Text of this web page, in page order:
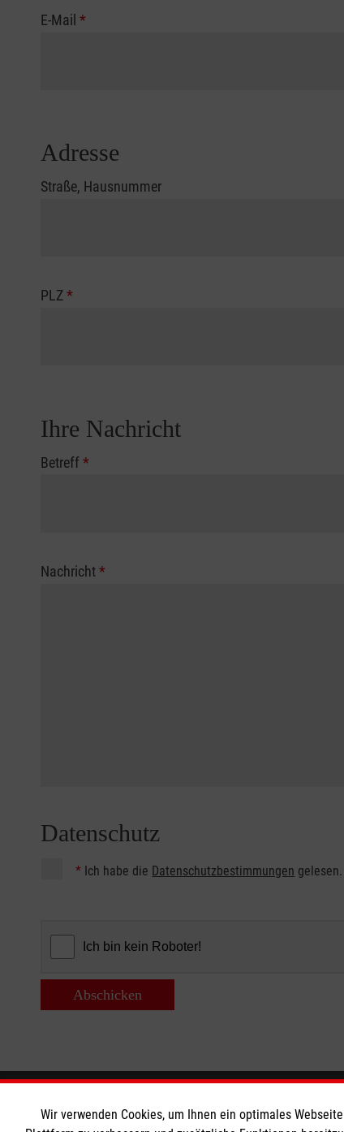
E-Mail *
Adresse
Straße, Hausnummer
PLZ*
Ihre Nachricht
Betreff*
Nachricht*
Datenschutz
* Ich habe die Datenschutzbestimmungen gelesen.
Abschicken
Informationen Die
Wir verwenden Cookies, um Ihnen ein optimales